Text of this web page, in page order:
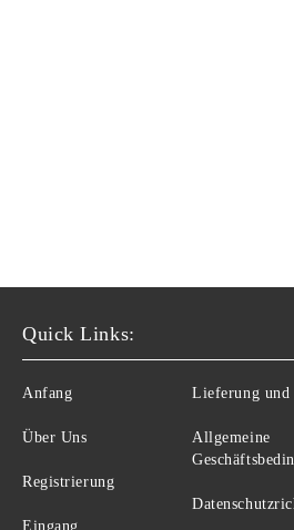
Quick Links:
Anfang
Über Uns
Registrierung
Eingang
Lieferung und
Allgemeine